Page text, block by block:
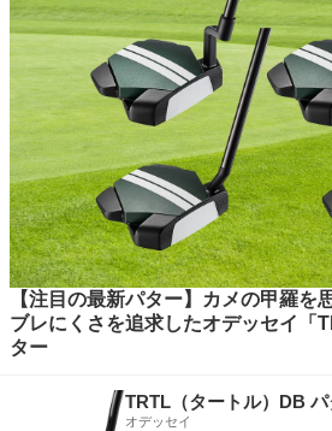
【注目の最新パター】カメの甲羅を
ブレにくさを追求したオデッセイ「
ター
TRTL（タートル）DB パ
オデッセイ